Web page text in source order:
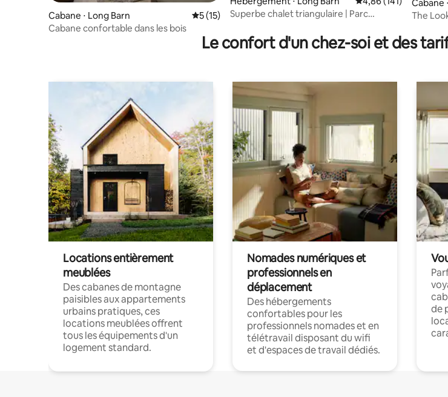
Cabane ⋅ Long Barn Évaluation moyenne sur la base de 15 commentaires : 5 sur 5
5 (15)
Cabane confortable dans les bois
Superbe chalet triangulaire | Parc
Cabane
The
Le confort d'un chez-soi et des
Locations entièrement
meublées
Des cabanes de montagne
paisibles aux appartements
urbains pratiques, ces
locations meublées offrent
tous les équipements d'un
logement standard.
Nomades numériques et
professionnels en
déplacement
Des hébergements
confortables pour les
professionnels nomades et en
télétravail disposant du wifi
et d'espaces de travail dédiés.
de